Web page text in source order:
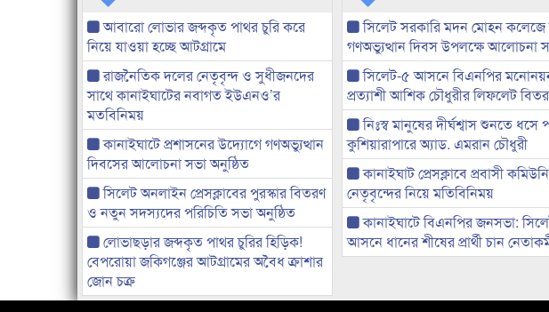
আবারো লোভার জব্দকৃত পাথর চুরি করে
নিয়ে যাওয়া হচ্ছে আটগ্রামে
রাজনৈতিক দলের নেতৃবৃন্দ ও সুধীজনদের
সাথে কানাইঘাটের নবাগত ইউএনও’র
মতবিনিময়
কানাইঘাটে প্রশাসনের উদ্যোগে গণঅভ্যুত্থান
দিবসের আলোচনা সভা অনুষ্ঠিত
সিলেট অনলাইন প্রেসক্লাবের পুরস্কার বিতরণ
ও নতুন সদস্যদের পরিচিতি সভা অনুষ্ঠিত
লোভাছড়ার জব্দকৃত পাথর চুরির হিড়িক!
বেপরোয়া জকিগঞ্জের আটগ্রামের অবৈধ ক্রাশার
জোন চক্র
সিলেট সরকারি মদন মোহন
গণঅভ্যুত্থান দিবস উপলক্ষে আলোচনা
সিলেট-৫ আসনে বিএনপির
প্রত্যাশী আশিক চৌধুরীর লিফলেট
নিঃস্ব মানুষের দীর্ঘশ্বাস শুনতে ধসে
কুশিয়ারাপারে অ্যাড. এমরান চৌধুরী
কানাইঘাট প্রেসক্লাবে প্রবাসী
নেতৃবৃন্দের নিয়ে মতিবিনিময়
কানাইঘাটে বিএনপির জনসভা:
আসনে ধানের শীষের প্রার্থী চান